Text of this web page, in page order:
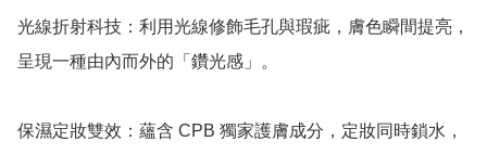
光線折射科技：利用光線修飾毛孔與瑕疵，膚色瞬間提亮，
呈現一種由內而外的「鑽光感」。
保濕定妝雙效：蘊含 CPB 獨家護膚成分，定妝同時鎖水，